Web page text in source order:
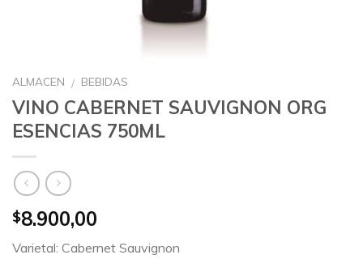
ALMACEN / BEBIDAS
VINO CABERNET SAUVIGNON ORG
ESENCIAS 750ML
$8.900,00
Varietal: Cabernet Sauvignon